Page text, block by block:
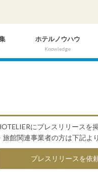
ホテルノウハウ
Knowledge
にプレスリリースを
旅館関連事業者の方は下記よ
プレスリリースを依